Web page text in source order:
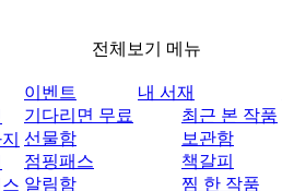
전체보기 메뉴
이벤트
기다리면 무료
선물함
점핑패스
알림함
내 서재
최근 본 작품
보관함
책갈피
찜 한 작품